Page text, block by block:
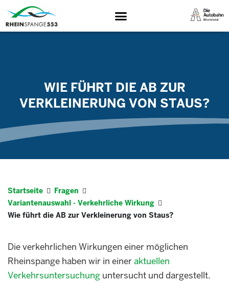
WIE FÜHRT DIE AB ZUR
VERKLEINERUNG VON STAUS?
Startseite
Fragen
Variantenauswahl - Verkehrliche Wirkung
Wie führt die AB zur Verkleinerung von Staus?
Die verkehrlichen Wirkungen einer möglichen
Rheinspange haben wir in eineraktuellen
Verkehrsuntersuchung untersucht und dargestellt.